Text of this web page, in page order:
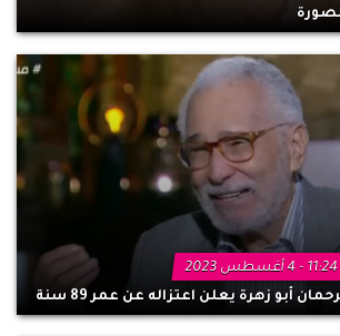
11:24 - 4 أغسطس 2023
أبو زهرة يعلن اعتزاله عن عمر 89 سنة